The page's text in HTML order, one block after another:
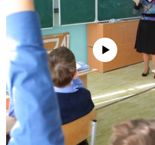
No media source currently